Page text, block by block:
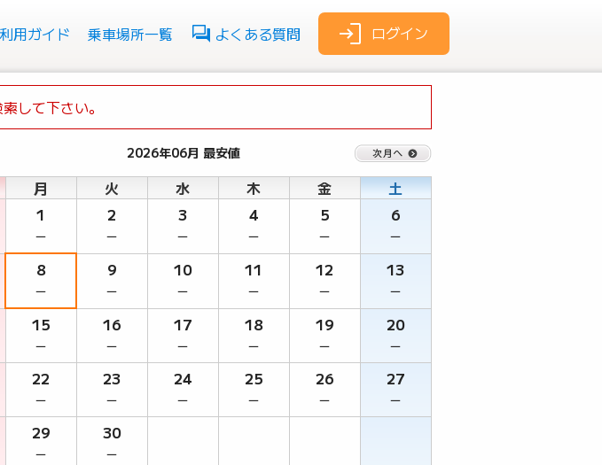
用ガイド 乗車場所一覧 よくある質問 ログイン
して下さい。
2026年06月 最安値
月 火 水 木 金
土
1
－
2
－
3
－
4
－
5
－
6
－
8
－
9
－
10
－
11
－
12
－
13
－
15
－
16
－
17
－
18
－
19
－
20
－
22
－
23
－
24
－
25
－
26
－
27
－
29
－
30
－